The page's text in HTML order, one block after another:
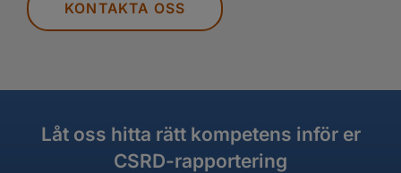
KONTAKTA OSS
Låt oss hitta rätt kompetens inför er
CSRD-rapportering